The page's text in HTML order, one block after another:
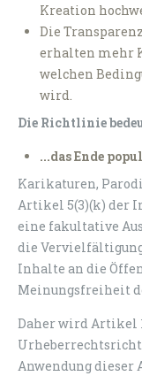
Kreation
Die
erhalten mehr
welchen
wird.
Die Richtlinie
...das Ende
Karikaturen,
Artikel 5(3)(k) der
eine fakultative
die
Inhalte an die
Meinungsfreiheit
Daher wird Artikel
Anwendung dieser